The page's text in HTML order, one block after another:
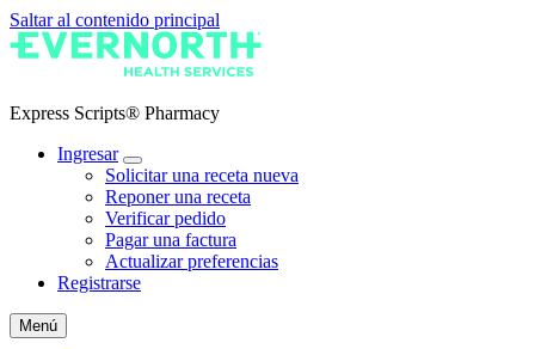
Saltar al contenido principal
Express Scripts® Pharmacy
Ingresar
Solicitar una receta nueva
Reponer una receta
Verificar pedido
Pagar una factura
Actualizar preferencias
Registrarse
Menú